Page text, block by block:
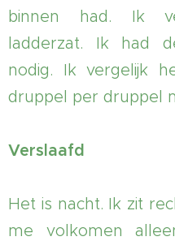
binnen had. Ik
ladderzat. Ik had
nodig. Ik vergelijk
druppel per druppel
Verslaafd
Het is nacht. Ik zit
me volkomen